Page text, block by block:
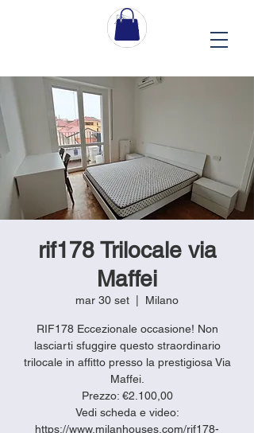
rif178 Trilocale via
Maffei
mar 30 set Milano
RIF178 Eccezionale occasione! Non
lasciarti sfuggire questo straordinario
trilocale in affitto presso la prestigiosa Via
Maffei.
Prezzo: €2.100,00
Vedi scheda e video:
https://www.milanhouses.com/rif178-